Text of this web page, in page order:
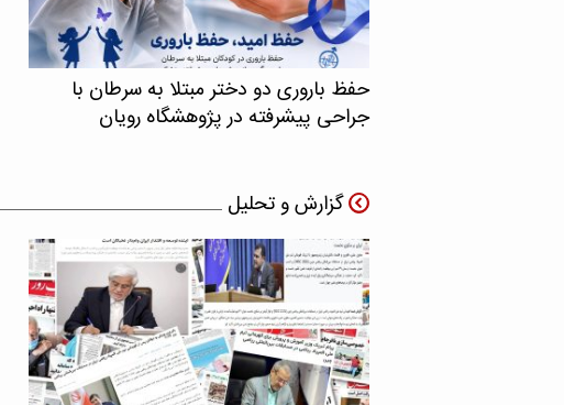
حفظ باروری دو دختر مبتلا به سرطان با
جراحی پیشرفته در پژوهشگاه رویان
گزارش و تحلیل